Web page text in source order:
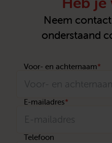
Neem
onderstaand
Voor- en achternaam*
E-mailadres*
Telefoon